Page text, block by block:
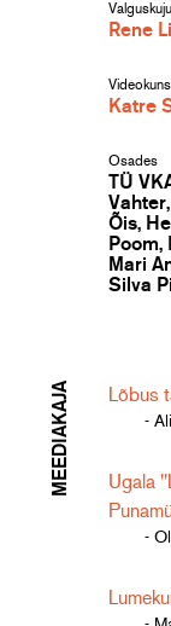
Rene
Katre
Osades
TÜ
Õis,
Poom,
Mari
Silva
MEEDIAKAJA Lõbus
-
Ugala
-